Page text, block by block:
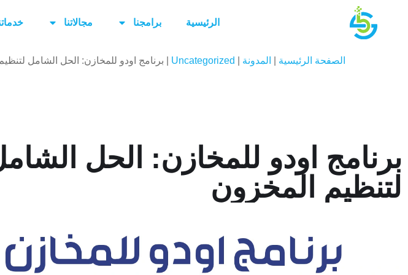
الرئيسية برامجنا مجالاتنا
الصفحة الرئيسية المدونة Uncategorized برنامج اودو للمخازن: الحل الشامل
برنامج اودو للمخازن: الحل
لتنظيم المخزون